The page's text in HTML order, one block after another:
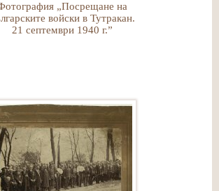
„Посрещане на
войски в Тутракан.
21 септември 1940 г.”